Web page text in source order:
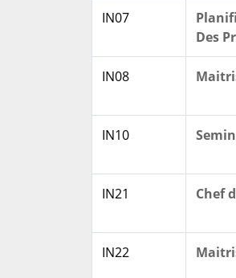
IN07
Des
IN08
IN10
IN21 Chef
IN22